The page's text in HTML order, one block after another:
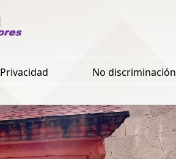
Privacidad No discriminación